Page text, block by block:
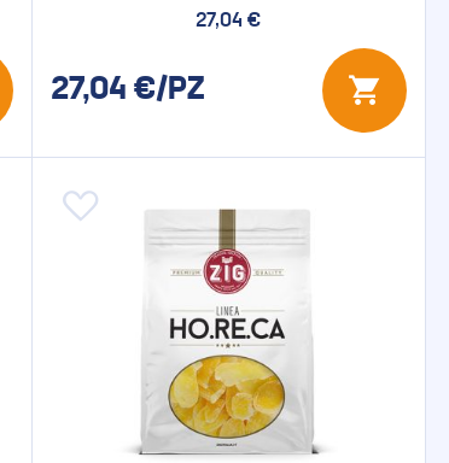
27,04 €
27,04 €/PZ
Aggiungi alla lista desideri